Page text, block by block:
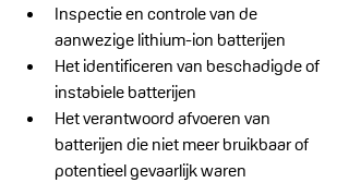
Inspectie en controle van de
aanwezige lithium-ion batterijen
Het identificeren van beschadigde of
instabiele batterijen
Het verantwoord afvoeren van
batterijen die niet meer bruikbaar of
potentieel gevaarlijk waren